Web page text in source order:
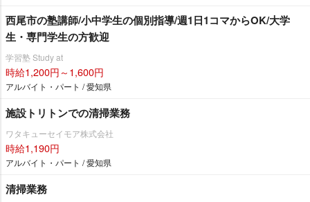
西尾市の塾講師/小中学生の個別指導/週1日1コマからOK/大学
生・専門学生の方歓迎
学習塾 Study at
時給1,200円～1,600円
アルバイト・パート / 愛知県
施設トリトンでの清掃業務
ワタキューセイモア株式会社
時給1,190円
アルバイト・パート / 愛知県
清掃業務